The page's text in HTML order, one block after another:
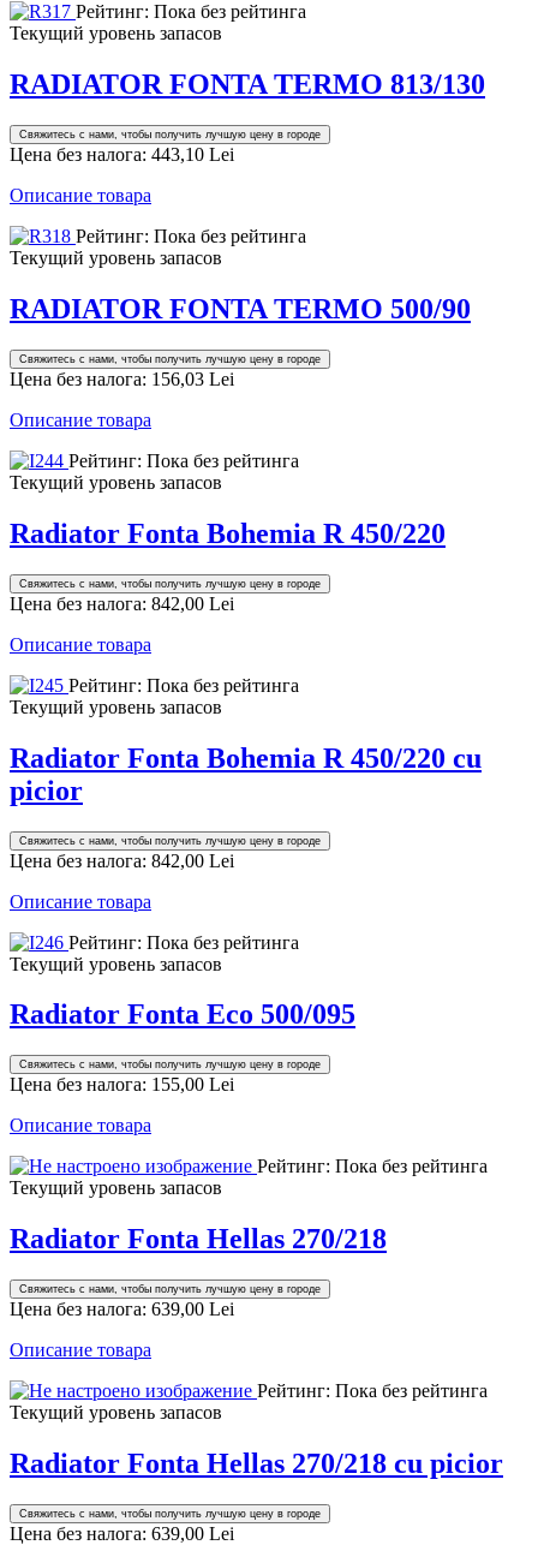
Рейтинг: Пока без рейтинга
Текущий уровень запасов
RADIATOR FONTA TERMO 813/130
Свяжитесь с нами, чтобы получить лучшую цену в городе
Цена без налога: 443,10 Lei
Описание товара
Рейтинг: Пока без рейтинга
Текущий уровень запасов
RADIATOR FONTA TERMO 500/90
Свяжитесь с нами, чтобы получить лучшую цену в городе
Цена без налога: 156,03 Lei
Описание товара
Рейтинг: Пока без рейтинга
Текущий уровень запасов
Radiator Fonta Bohemia R 450/220
Свяжитесь с нами, чтобы получить лучшую цену в городе
Цена без налога: 842,00 Lei
Описание товара
Рейтинг: Пока без рейтинга
Текущий уровень запасов
Radiator Fonta Bohemia R 450/220 cu
picior
Свяжитесь с нами, чтобы получить лучшую цену в городе
Цена без налога: 842,00 Lei
Описание товара
Рейтинг: Пока без рейтинга
Текущий уровень запасов
Radiator Fonta Eco 500/095
Свяжитесь с нами, чтобы получить лучшую цену в городе
Цена без налога: 155,00 Lei
Описание товара
Рейтинг: Пока без рейтинга
Текущий уровень запасов
Radiator Fonta Hellas 270/218
Свяжитесь с нами, чтобы получить лучшую цену в городе
Цена без налога: 639,00 Lei
Описание товара
Рейтинг: Пока без рейтинга
Текущий уровень запасов
Radiator Fonta Hellas 270/218 cu picior
Свяжитесь с нами, чтобы получить лучшую цену в городе
Цена без налога: 639,00 Lei